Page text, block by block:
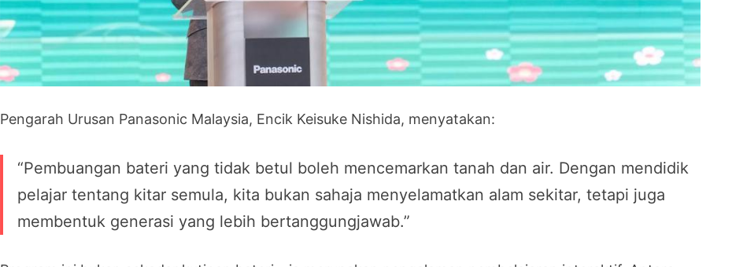
Pengarah Urusan Panasonic Malaysia, Encik Keisuke Nishida, menyatakan:
“Pembuangan bateri yang tidak betul boleh mencemarkan tanah dan air. Dengan mendidik
pelajar tentang kitar semula, kita bukan sahaja menyelamatkan alam sekitar, tetapi juga
membentuk generasi yang lebih bertanggungjawab.”